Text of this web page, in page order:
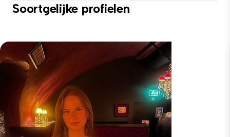
Soortgelijke profielen